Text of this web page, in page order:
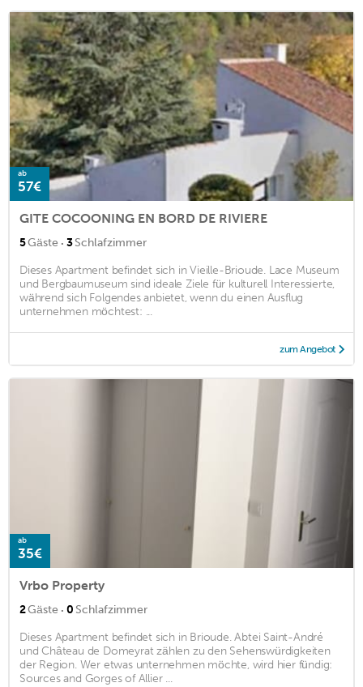
ab
57€
GITE COCOONING EN BORD DE RIVIERE
5Gäste · 3Schlafzimmer
Dieses Apartment befindet sich in Vieille-Brioude. Lace Museum
und Bergbaumuseum sind ideale Ziele für kulturell Interessierte,
während sich Folgendes anbietet, wenn du einen Ausflug
unternehmen möchtest: ...
zum Angebot
ab
35€
Vrbo Property
2Gäste · 0 Schlafzimmer
Dieses Apartment befindet sich in Brioude. Abtei Saint-André
und Château de Domeyrat zählen zu den Sehenswürdigkeiten
der Region. Wer etwas unternehmen möchte, wird hier fündig:
Sources and Gorges of Allier ...